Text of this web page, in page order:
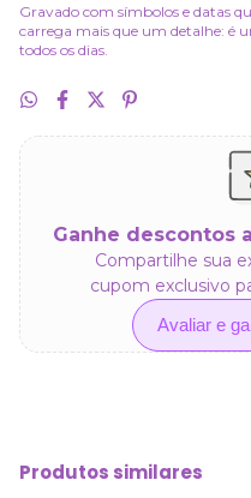
Gravado com símbolos e datas
carrega mais que um detalhe: é
todos os dias.
Ganhe descontos
Compartilhe sua
cupom exclusivo
Avaliar e
Produtos similares